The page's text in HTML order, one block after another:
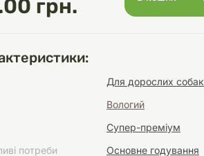
догляду
Освітлення
грн.
Для дорослих собак
Вологий
Супер-преміум
потреби
Основне годування